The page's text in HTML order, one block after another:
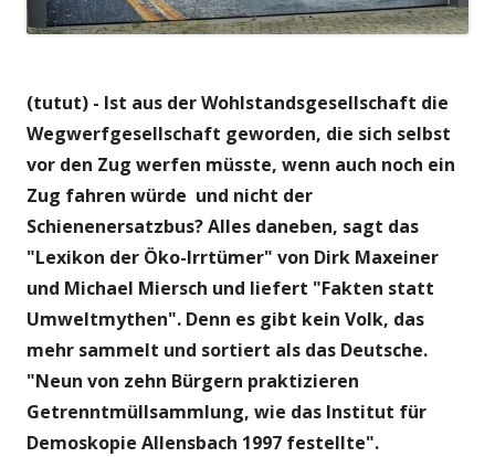
(tutut) - Ist aus der Wohlstandsgesellschaft die
Wegwerfgesellschaft geworden, die sich selbst
vor den Zug werfen müsste, wenn auch noch ein
Zug fahren würde und nicht der
Schienenersatzbus? Alles daneben, sagt das
"Lexikon der Öko-Irrtümer" von Dirk Maxeiner
und Michael Miersch und liefert "Fakten statt
Umweltmythen". Denn es gibt kein Volk, das
mehr sammelt und sortiert als das Deutsche.
"Neun von zehn Bürgern praktizieren
Getrenntmüllsammlung, wie das Institut für
Demoskopie Allensbach 1997 festellte".